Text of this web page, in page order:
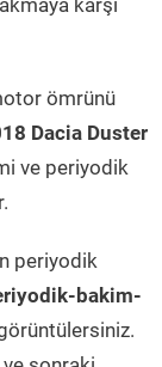
karşı
ömrünü
Dacia Duster
ve periyodik
periyodik
bakim-